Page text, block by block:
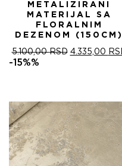
METALIZIRANI
MATERIJAL SA
FLORALNIM
DEZENOM (150CM)
5.100,00RSD 4.335,00
-15%%